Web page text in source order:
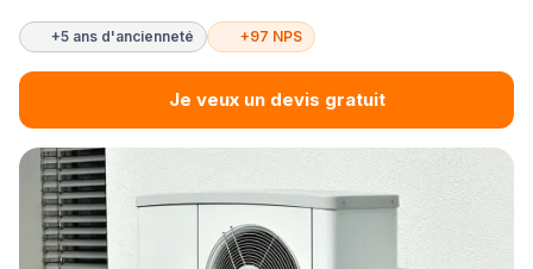
+5 ans d'ancienneté +97 NPS
Je veux un devis gratuit